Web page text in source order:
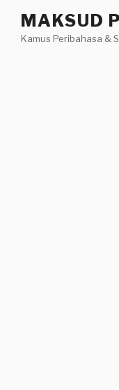
content
MAKSUD
Kamus Peribahasa &